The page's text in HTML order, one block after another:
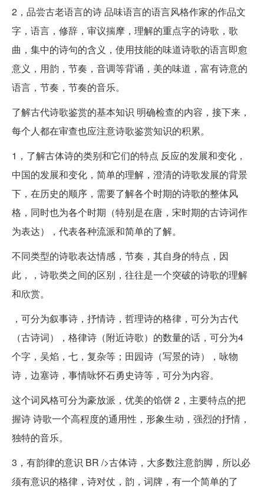
2，品尝古老语言的诗 品味语言的语言风格作家的作品文
字，语言，修辞，审议揣摩，理解的重点字的诗歌，歌
曲，集中的诗句的含义，使用技能的味道诗歌的语言即愈
意义，用韵，节奏，音调等背诵，美的味道，富有诗意的
语言，节奏，节奏的音乐。
了解古代诗歌鉴赏的基本知识 明确检查的内容，接下来，
每个人都在审查也应注意诗歌鉴赏知识的积累。
1，了解古体诗的类别和它们的特点 反应的发展和变化，
中国的发展和变化，简单的理解，澄清的诗歌发展的背景
下，在历史的顺序，需要了解各个时期的诗歌的整体风
格，同时也为各个时期（特别是在唐，宋时期的古诗词作
为表达），代表各种流派和简单的了解。
不同类型的诗歌表达情感，节奏，其自身的特点，因
此，，诗歌类之间的区别，往往是一个突破的诗歌的理解
和欣赏。
，可分为叙事诗，抒情诗，哲理诗的格律，可分为古代
（古诗词），格律诗（附近诗歌）的数量的话，可分为4
个字，吴焰，七，复杂等；田园诗（写景的诗），咏物
诗，边塞诗，事情咏怀石勇史诗等，可分为内容。
这个词风格可分为豪放派，优美的馅饼 2，主要特点的把
握诗 诗歌一个高程度的通用性，形象生动，强烈的抒情，
独特的音乐。
3，有韵律的意识 BR />古体诗，大多数注意韵脚，所以必
须有意识的格律，诗对仗，韵，词牌，有一个简单的了